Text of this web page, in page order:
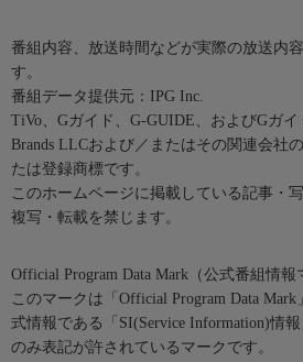
番組内容、放送時間などが実際の放送内
す。
番組データ提供元：IPG Inc.
TiVo、Gガイド、G-GUIDE、およびGガ
Brands LLCおよび／またはその関連会社
たは登録商標です。
このホームページに掲載している記事・
複写・転載を禁じます。
Official Program Data Mark（公式番組情報
このマークは「Official Program Data
式情報である「SI(Service Information)情
のみ表記が許されているマークです。